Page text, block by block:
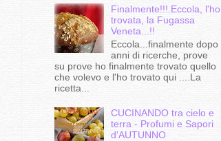
Finalmente!!!.Eccola, l'ho
trovata, la Fugassa
Veneta...!!
Eccola...finalmente dopo
anni di ricerche, prove
su prove ho finalmente trovato quello
che volevo e l'ho trovato qui ....La
ricetta...
CUCINANDO tra cielo e
terra - Profumi e Sapori
d'AUTUNNO